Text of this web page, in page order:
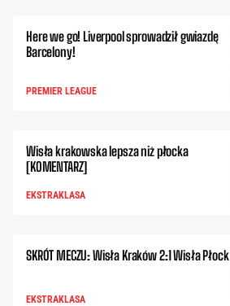
Here we go! Liverpool sprowadził gwiazdę
Barcelony!
PREMIER LEAGUE
Wisła krakowska lepsza niż płocka
[KOMENTARZ]
EKSTRAKLASA
SKRÓT MECZU: Wisła Kraków 2:1 Wisła Płock
EKSTRAKLASA